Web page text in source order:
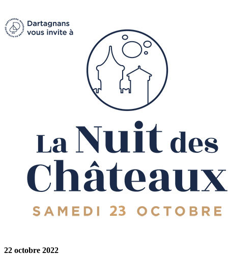
22 octobre 2022